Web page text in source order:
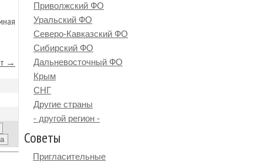
→
Приволжский ФО
Уральский ФО
Северо-Кавказский ФО
Сибирский ФО
Дальневосточный ФО
Крым
СНГ
Другие страны
- другой регион -
Советы
Пригласительные